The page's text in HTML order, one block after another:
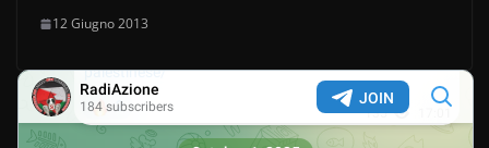
12 Giugno 2013